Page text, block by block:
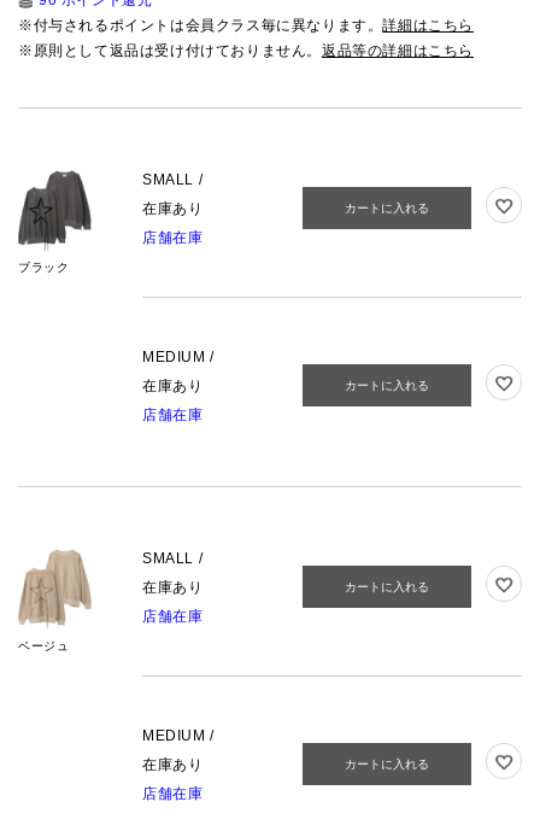
※付与されるポイントは会員クラス毎に異なります。詳細はこちら
※原則として返品は受け付けておりません。 返品等の詳細はこちら
ブラック
SMALL /
在庫あり
店舗在庫
カートに入れる
MEDIUM /
在庫あり
店舗在庫
カートに入れる
ベージュ
SMALL /
在庫あり
店舗在庫
カートに入れる
MEDIUM /
在庫あり
店舗在庫
カートに入れる